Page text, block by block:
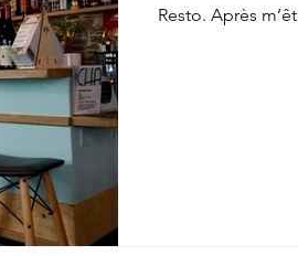
Resto. Après